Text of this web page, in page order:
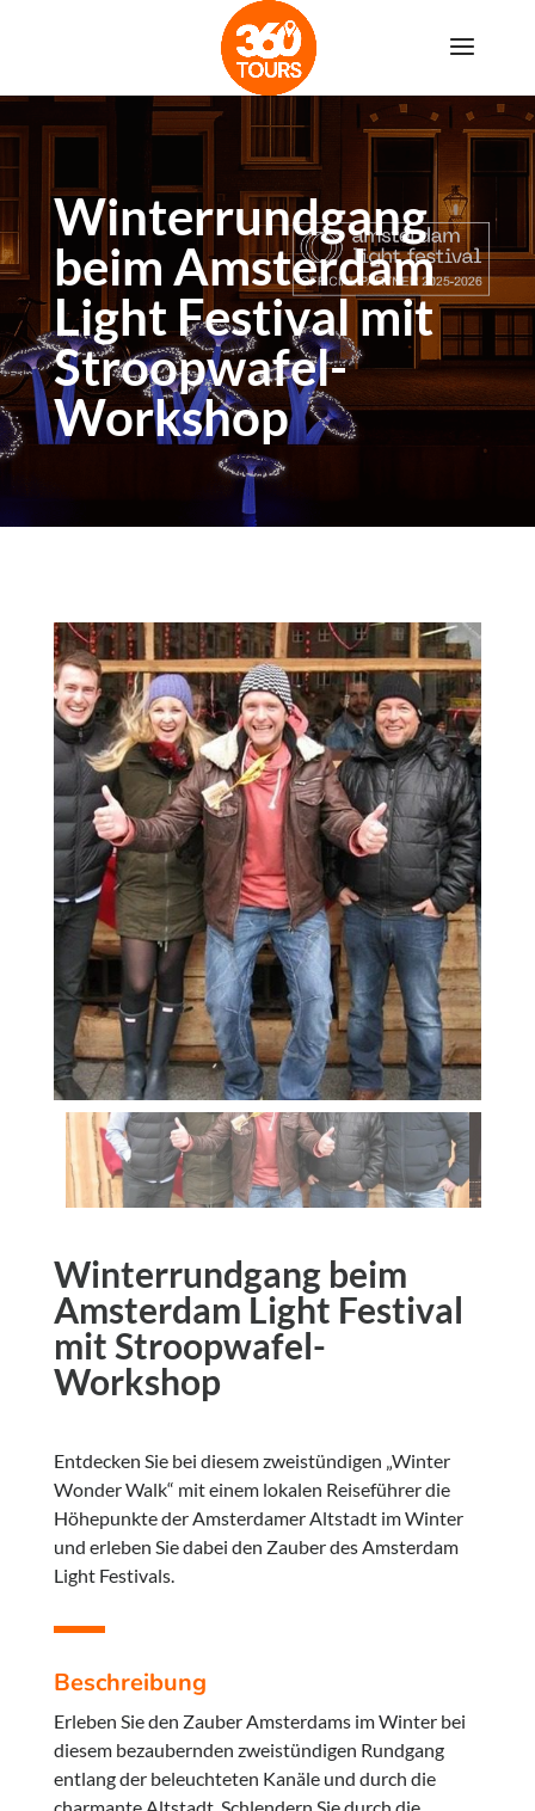
Winterrundgang
beim Amsterdam
Light Festival mit
Stroopwafel-
Workshop
Winterrundgang beim
Amsterdam Light Festival
mit Stroopwafel-
Workshop
Entdecken Sie bei diesem zweistündigen „Winter
Wonder Walk“ mit einem lokalen Reiseführer die
Höhepunkte der Amsterdamer Altstadt im Winter
und erleben Sie dabei den Zauber des Amsterdam
Light Festivals.
Beschreibung
Erleben Sie den Zauber Amsterdams im Winter bei
diesem bezaubernden zweistündigen Rundgang
entlang der beleuchteten Kanäle und durch die